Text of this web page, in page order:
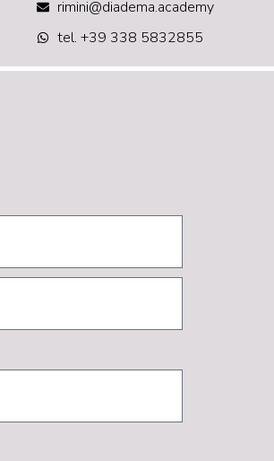
rimini@diadema.academy
tel. +39 338 5832855